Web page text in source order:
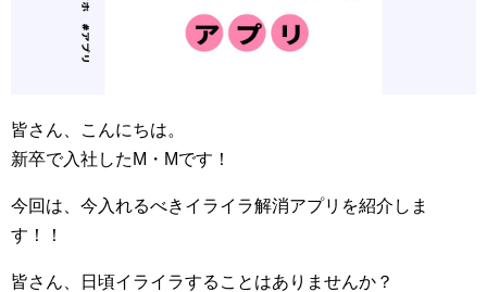
皆さん、こんにちは。
新卒で入社したM・Mです！
今回は、今入れるべきイライラ解消アプリを紹介しま
す！！
皆さん、日頃イライラすることはありませんか？